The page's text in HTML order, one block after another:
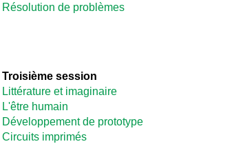
Résolution de problèmes
Troisième session
Littérature et imaginaire
L'être humain
Développement de prototype
Circuits imprimés